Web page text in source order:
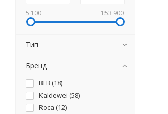
5 100 153 900
Тип
Бренд
BLB (18)
Kaldewei (58)
Roca (12)